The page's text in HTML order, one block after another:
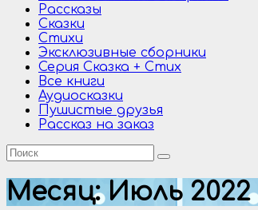
Рассказы
Сказки
Стихи
Эксклюзивные сборники
Серия Сказка + Стих
Все книги
Аудиосказки
Пушистые друзья
Рассказ на заказ
Месяц:Июль 2022